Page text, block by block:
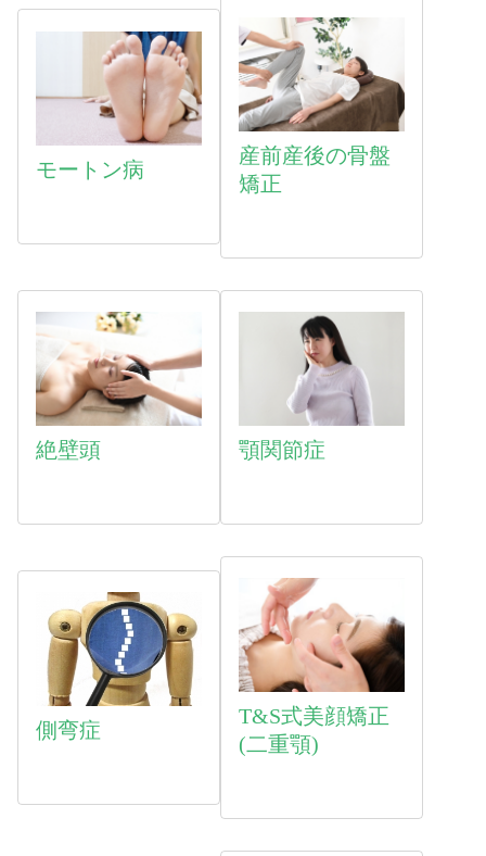
モートン病
産前産後の骨盤
矯正
絶壁頭 顎関節症
側弯症
T&S式美顔矯正
(二重顎)